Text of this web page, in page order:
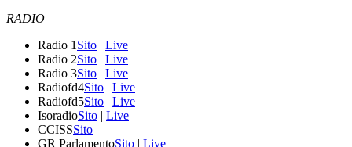
RADIO
Radio 1 Sito | Live
Radio 2Sito | Live
Radio 3Sito | Live
Radiofd4Sito | Live
Radiofd5Sito | Live
IsoradioSito | Live
CCISSSito
GR ParlamentoSito | Live